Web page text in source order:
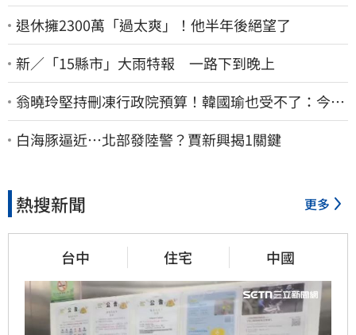
退休擁2300萬「過太爽」！他半年後絕望了
新／「15縣市」大雨特報 一路下到晚上
翁曉玲堅持刪凍行政院預算！韓國瑜也受不了：今年
剩4個月你思考一下
白海豚逼近…北部發陸警？賈新興揭1關鍵
熱搜新聞 更多
台中 住宅 中國